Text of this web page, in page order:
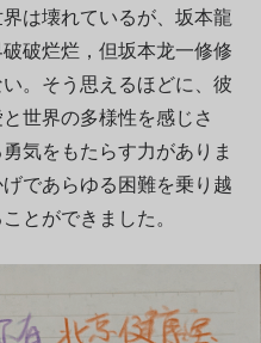
は壊れているが、坂本龍
破烂烂，但坂本龙一修修
。そう思えるほどに、彼
世界の多様性を感じさ
気をもたらす力がありま
であらゆる困難を乗り越
とができました。